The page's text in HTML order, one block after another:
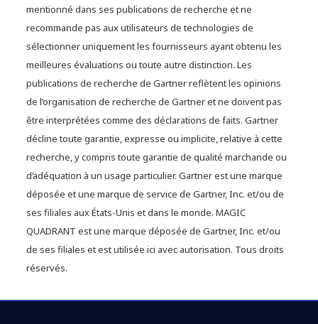
mentionné dans ses publications de recherche et ne
recommande pas aux utilisateurs de technologies de
sélectionner uniquement les fournisseurs ayant obtenu les
meilleures évaluations ou toute autre distinction. Les
publications de recherche de Gartner reflètent les opinions
de l’organisation de recherche de Gartner et ne doivent pas
être interprétées comme des déclarations de faits. Gartner
décline toute garantie, expresse ou implicite, relative à cette
recherche, y compris toute garantie de qualité marchande ou
d’adéquation à un usage particulier. Gartner est une marque
déposée et une marque de service de Gartner, Inc. et/ou de
ses filiales aux États-Unis et dans le monde. MAGIC
QUADRANT est une marque déposée de Gartner, Inc. et/ou
de ses filiales et est utilisée ici avec autorisation. Tous droits
réservés.